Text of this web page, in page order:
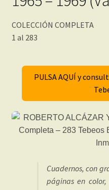
COLECCIÓN COMPLETA
1 al 283
PULSA AQUÍ y
Cuadernos, con
páginas en